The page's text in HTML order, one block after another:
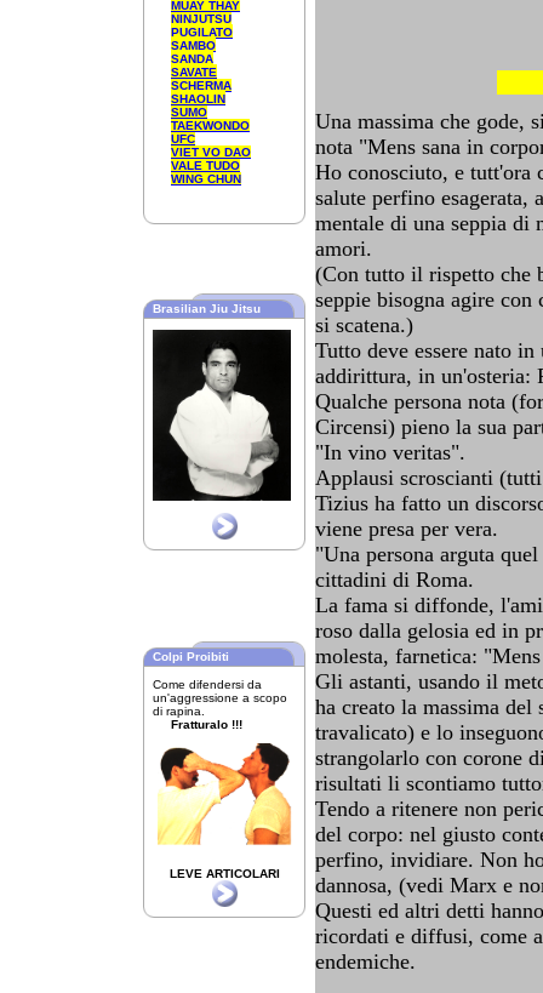
MUAY THAY
NINJUTSU
PUGILATO
SAMBO
SANDA
SAVATE
SCHERMA
SHAOLIN
SUMO
TAEKWONDO
UFC
VIET VO DAO
VALE TUDO
WING CHUN
Brasilian Jiu Jitsu
Colpi Proibiti
Come difendersi da
un'aggressione a scopo
di rapina.
Fratturalo !!!
LEVE ARTICOLARI
Una massima che gode,
nota "Mens sana in
Ho conosciuto, e tutt'ora
salute perfino esagerata,
mentale di una seppia di
amori.
(Con tutto il rispetto che
seppie bisogna agire
si scatena.)
Tutto deve essere nato
addirittura, in un'osteria:
Qualche persona nota
Circensi) pieno la sua
"In vino veritas".
Applausi scroscianti
Tizius ha fatto un
viene presa per vera.
"Una persona arguta
cittadini di Roma.
La fama si diffonde,
roso dalla gelosia ed in
molesta, farnetica:
Gli astanti, usando il
ha creato la massima
travalicato) e lo
strangolarlo con corone
risultati li scontiamo
Tendo a ritenere non
del corpo: nel giusto
perfino, invidiare. Non
dannosa, (vedi Marx e
Questi ed altri detti
ricordati e diffusi, come
endemiche.